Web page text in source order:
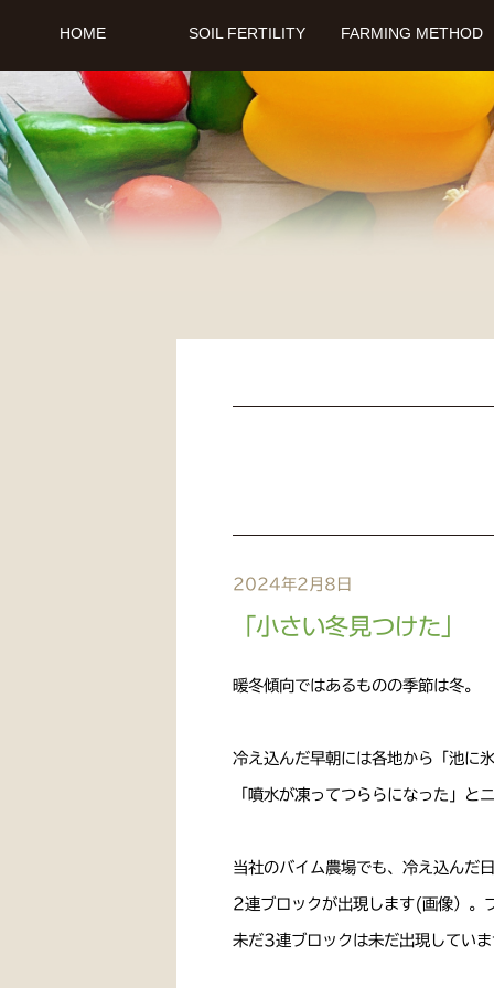
HOME SOIL FERTILITY FARMING METHOD
2024年2月8日
「小さい冬見つけた」
暖冬傾向ではあるものの季節は冬。
冷え込んだ早朝には各地から「池に
「噴水が凍ってつららになった」と
当社のバイム農場でも、冷え込んだ
2連ブロックが出現します(画像）。
未だ3連ブロックは未だ出現してい